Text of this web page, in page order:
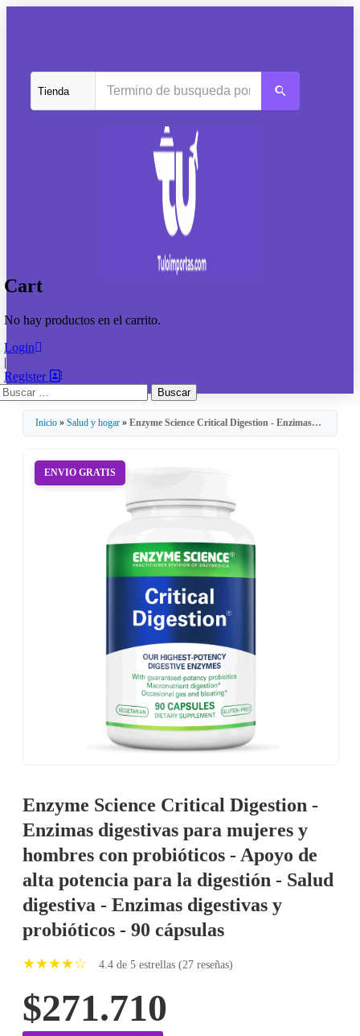
Cart
No hay productos en el carrito.
Login
|
Register
Inicio » Salud y hogar » Enzyme Science Critical Digestion - Enzimas…
ENVIO GRATIS
Enzyme Science Critical Digestion -
Enzimas digestivas para mujeres y
hombres con probióticos - Apoyo de
alta potencia para la digestión - Salud
digestiva - Enzimas digestivas y
probióticos - 90 cápsulas
★★★★☆ 4.4 de 5 estrellas (27 reseñas)
$271.710